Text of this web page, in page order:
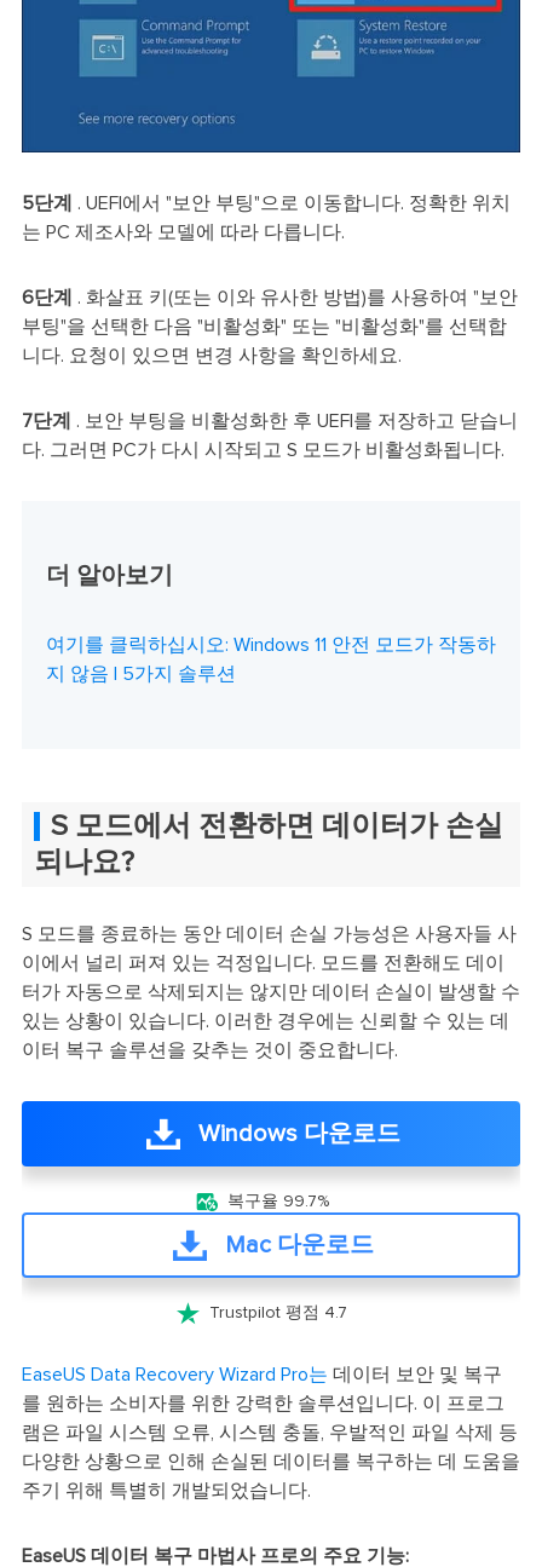
5단계
. UEFI에서 "보안 부팅"으로 이동합니다. 정확한 위치
는 PC 제조사와 모델에 따라 다릅니다.
6단계
. 화살표 키(또는 이와 유사한 방법)를 사용하여 "보안
부팅"을 선택한 다음 "비활성화" 또는 "비활성화"를 선택합
니다. 요청이 있으면 변경 사항을 확인하세요.
7단계
. 보안 부팅을 비활성화한 후 UEFI를 저장하고 닫습니
다. 그러면 PC가 다시 시작되고 S 모드가 비활성화됩니다.
더 알아보기
여기를 클릭하십시오: Windows 11 안전 모드가 작동하
지 않음 | 5가지 솔루션
S 모드에서 전환하면 데이터가 손실
되나요?
S 모드를 종료하는 동안 데이터 손실 가능성은 사용자들 사
이에서 널리 퍼져 있는 걱정입니다. 모드를 전환해도 데이
터가 자동으로 삭제되지는 않지만 데이터 손실이 발생할 수
있는 상황이 있습니다. 이러한 경우에는 신뢰할 수 있는 데
이터 복구 솔루션을 갖추는 것이 중요합니다.
Windows 다운로드
 복구율 99.7%
Mac 다운로드
 Trustpilot 평점 4.7
EaseUS Data Recovery Wizard Pro는 데이터 보안 및 복구
를 원하는 소비자를 위한 강력한 솔루션입니다. 이 프로그
램은 파일 시스템 오류, 시스템 충돌, 우발적인 파일 삭제 등
다양한 상황으로 인해 손실된 데이터를 복구하는 데 도움을
주기 위해 특별히 개발되었습니다.
EaseUS 데이터 복구 마법사 프로의 주요 기능: